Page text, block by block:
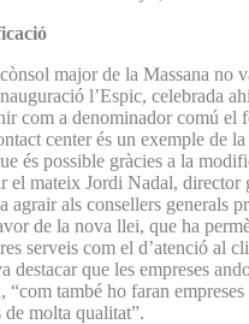
major de la Massana no
l’Espic, celebrada
com a denominador comú el
center és un exemple de
és possible gràcies a la
mateix Jordi Nadal, director
agrair als consellers generals
de la nova llei, que ha
serveis com el d’atenció al
destacar que les empreses
“com també ho faran
de molta qualitat”.